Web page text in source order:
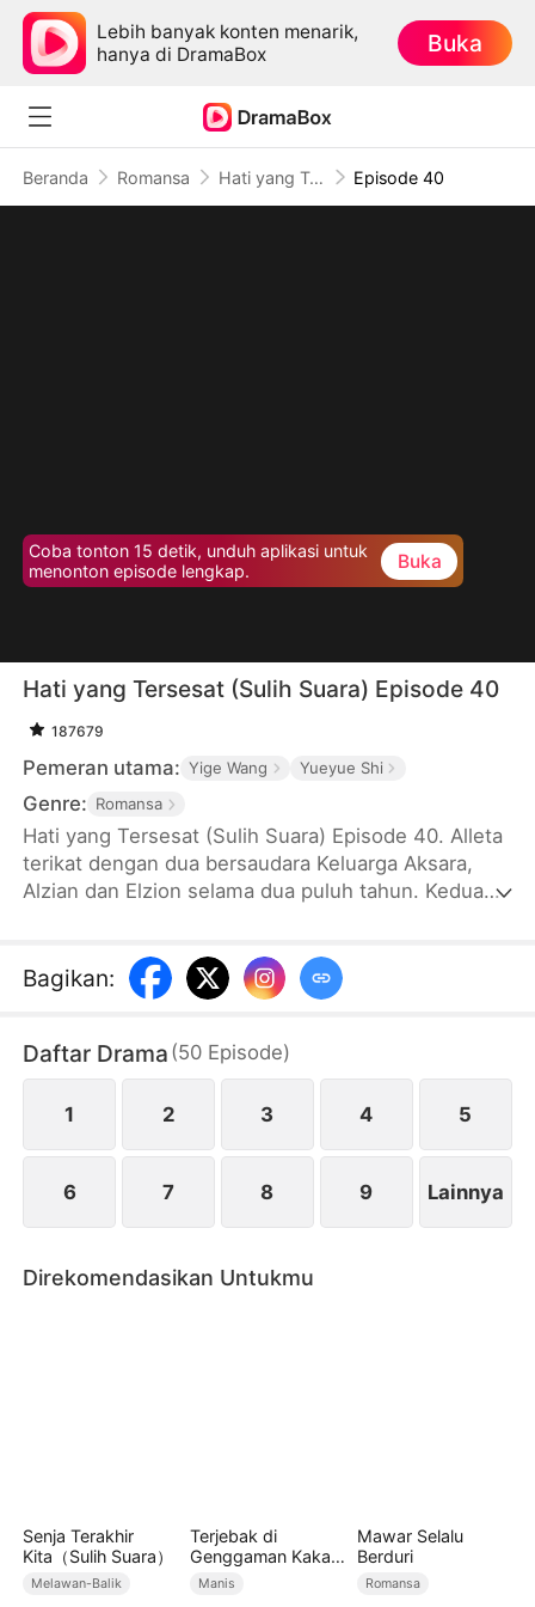
Lebih banyak konten menarik,
hanya di DramaBox
Buka
Beranda Romansa Hati yang Tersesat (Sulih Suara) Episode 40
Coba tonton 15 detik, unduh aplikasi untuk
menonton episode lengkap.
Buka
Hati yang Tersesat (Sulih Suara) Episode 40
187679
Pemeran utama: Yige Wang Yueyue Shi
Genre: Romansa
Hati yang Tersesat (Sulih Suara) Episode 40. Alleta
terikat dengan dua bersaudara Keluarga Aksara,
Alzian dan Elzion selama dua puluh tahun. Kedua
menderita banyak ketidakadilan, dan perlahan
menjauh dari saudara-saudara Keluarga Aksara.
menikah dengan pewaris Keluarga Danendra,
meninggalkan tempat yang menyakitkan ini...
Bagikan:
Daftar Drama (50 Episode)
1 2 3 4 5
6 7 8 9 Lainnya
Direkomendasikan Untukmu
Senja Terakhir
Kita（Sulih Suara）
Melawan-Balik
Terjebak di
Genggaman Kakak
Ipar
Manis
Mawar Selalu
Berduri
Romansa